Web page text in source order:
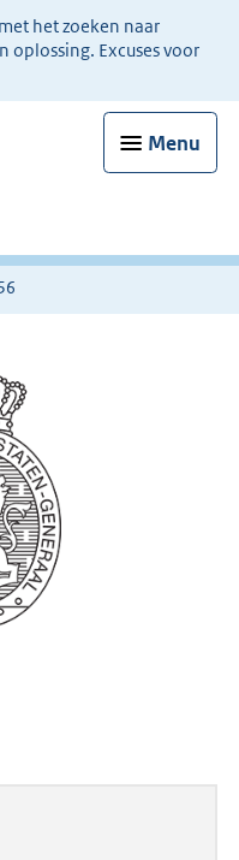
het zoeken naar
oplossing. Excuses voor
Menu